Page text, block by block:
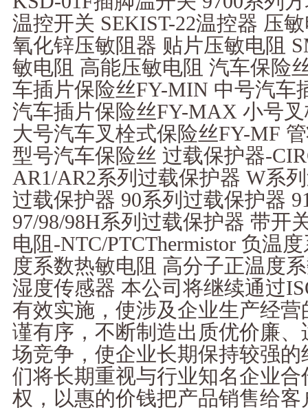
温控开关 SEKIST-22温控器 压
氧化锌压敏阻器 贴片压敏电阻
敏电阻 高能压敏电阻 汽车保险
车插片保险丝FY-MIN 中号汽车
汽车插片保险丝FY-MAX 小号
大号汽车叉栓式保险丝FY-MF
型号汽车保险丝 过载保护器-
AR1/AR2系列过载保护器 W系
过载保护器 90系列过载保护器
97/98/98H系列过载保护器 带开
电阻-NTC/PTCThermistor 负温
度系数热敏电阻 高分子正温度
湿度传感器 本公司将继续通过
有效实施，使涉及企业生产经
谨有序，不断制造出质优价廉
场竞争，使企业长期保持较强
们将长期重视与行业知名企业
权，以惠的价钱把产品销售给客